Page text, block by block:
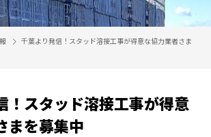
千葉より発信！スタッド溶接工事が得意な協力業者さま
！スタッド溶接工事が得意
まを募集中